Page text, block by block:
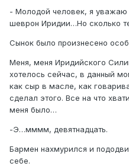
- Молодой человек, я
шеврон Иридии…Но сколько
Сынок было произнесено
Меня, меня Иридийского
хотелось сейчас, в данный
как сыр в масле, как
сделал этого. Все на что
меня было…
-Э…мммм, девятнадцать.
Бармен нахмурился и
себе.